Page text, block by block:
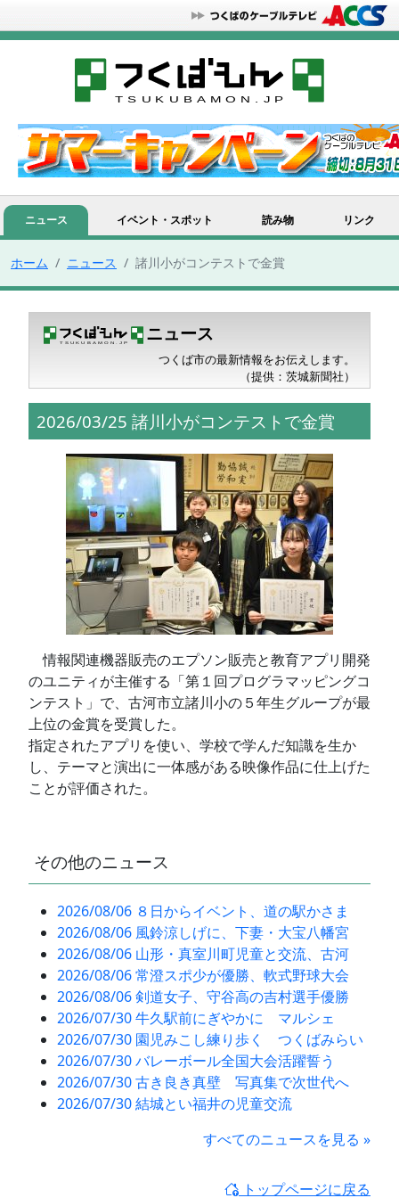
ニュース イベント・スポット 読み物 リンク
ホーム ニュース 諸川小がコンテストで金賞
ニュース
つくば市の最新情報をお伝えします。
（提供：茨城新聞社）
2026/03/25 諸川小がコンテストで金賞
情報関連機器販売のエプソン販売と教育アプリ開発
のユニティが主催する「第１回プログラマッピングコ
ンテスト」で、古河市立諸川小の５年生グループが最
上位の金賞を受賞した。
指定されたアプリを使い、学校で学んだ知識を生か
し、テーマと演出に一体感がある映像作品に仕上げた
ことが評価された。
その他のニュース
2026/08/06 ８日からイベント、道の駅かさま
2026/08/06 風鈴涼しげに、下妻・大宝八幡宮
2026/08/06 山形・真室川町児童と交流、古河
2026/08/06 常澄スポ少が優勝、軟式野球大会
2026/08/06 剣道女子、守谷高の吉村選手優勝
2026/07/30 牛久駅前にぎやかに マルシェ
2026/07/30 園児みこし練り歩く つくばみらい
2026/07/30 バレーボール全国大会活躍誓う
2026/07/30 古き良き真壁 写真集で次世代へ
2026/07/30 結城とい福井の児童交流
すべてのニュースを見る »
トップページに戻る